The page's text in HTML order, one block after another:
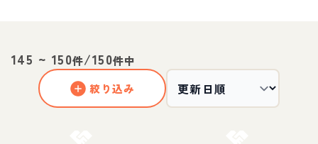
145 ~ 150件/150件中
絞り込み